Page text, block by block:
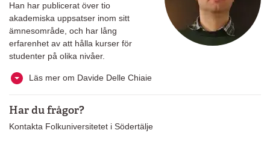
Han har publicerat över tio
akademiska uppsatser inom sitt
ämnesområde, och har lång
erfarenhet av att hålla kurser för
studenter på olika nivåer.
Läs mer om Davide Delle Chiaie
Har du frågor?
Kontakta Folkuniversitetet i Södertälje